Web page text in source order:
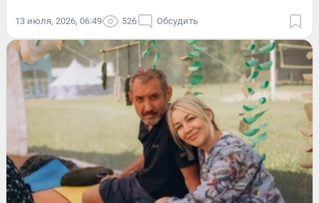
13 июля, 2026, 06:49 526 Обсудить